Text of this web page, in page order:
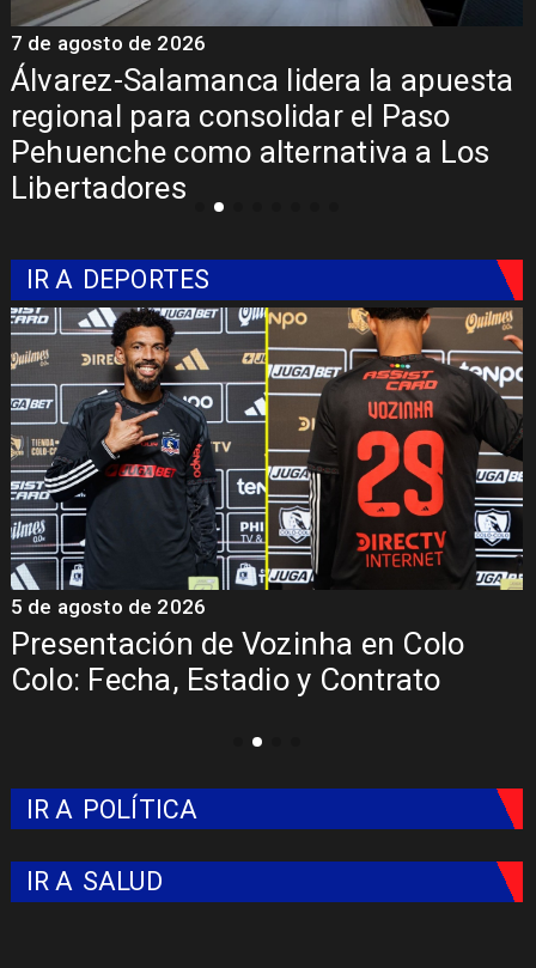
Álvarez-Salamanca lidera la apuesta
regional para consolidar el Paso
Pehuenche como alternativa a Los
Libertadores
7 de agosto de 2026
IR A DEPORTES
Presentación de Vozinha en Colo
Colo: Fecha, Estadio y Contrato
5 de agosto de 2026
IR A POLÍTICA
IR A SALUD